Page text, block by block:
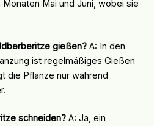
Mai und Juni, wobei sie
gießen?A: In den
ist regelmäßiges Gießen
die Pflanze nur während
schneiden?A: Ja, ein